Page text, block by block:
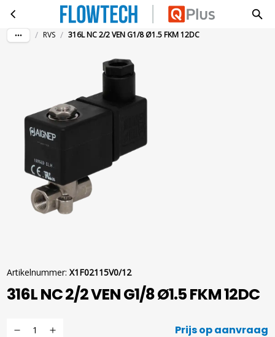
Ga naar hoofdinhoud316L NC 2/2 VEN G1/8 Ø1.5 FKM 12DC
/ RVS / 316L NC 2/2 VEN G1/8 Ø1.5 FKM 12DC
Artikelnummer: X1F02115V0/12
316L NC 2/2 VEN G1/8 Ø1.5 FKM 12DC
Prijs op aanvraag